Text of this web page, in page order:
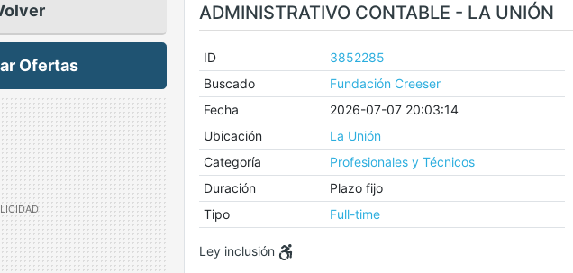
Ofertas
ADMINISTRATIVO CONTABLE - LA UNIÓN
ID
3852285
Buscado
Fundación Creeser
Fecha
2026-07-07 20:03:14
Ubicación
La Unión
Categoría
Profesionales y Técnicos
Duración
Plazo fijo
Tipo
Full-time
Ley inclusión